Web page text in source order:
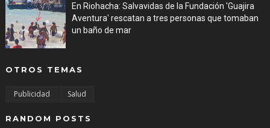
En Riohacha: Salvavidas de la Fundación 'Guajira
Aventura' rescatan a tres personas que tomaban
un baño de mar
OTROS TEMAS
Publicidad Salud
RANDOM POSTS